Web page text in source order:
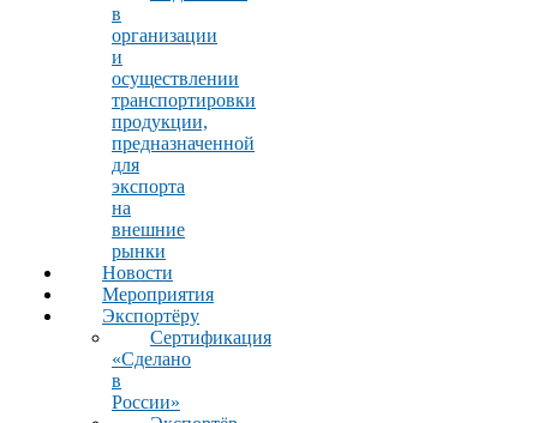
в
организации
и
осуществлении
транспортировки
продукции,
предназначенной
для
экспорта
на
внешние
рынки
Новости
Мероприятия
Экспортёру
Сертификация
«Сделано
в
России»